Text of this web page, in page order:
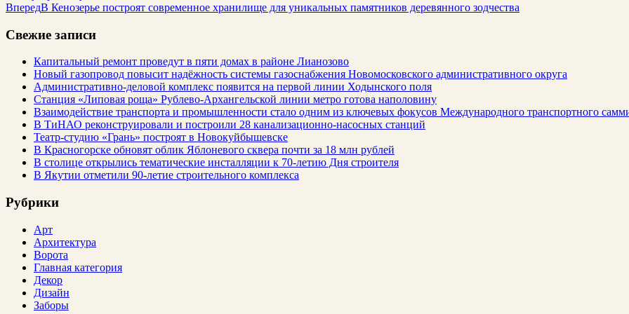
ВпередВ Кенозерье построят современное хранилище для уникальных памятников деревянного зодчества
Свежие записи
Капитальный ремонт проведут в пяти домах в районе Лианозово
Новый газопровод повысит надёжность системы газоснабжения Новомосковского административного округа
Административно-деловой комплекс появится на первой линии Ходынского поля
Станция «Липовая роща» Рублево-Архангельской линии метро готова наполовину
Взаимодействие транспорта и промышленности стало одним из ключевых фокусов Международного транспортного
В ТиНАО реконструировали и построили 28 канализационно-насосных станций
Театр-студию «Грань» построят в Новокуйбышевске
В Красногорске обновят облик Яблоневого сквера почти за 18 млн рублей
В столице открылись тематические инсталляции к 70-летию Дня строителя
В Якутии отметили 90-летие строительного комплекса
Рубрики
Арт
Архитектура
Ворота
Главная категория
Декор
Дизайн
Заборы